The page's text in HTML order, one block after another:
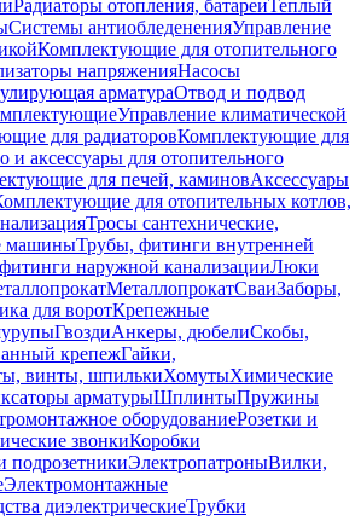
Радиаторы отопления, батареиТеплый
Системы антиобледененияУправление
Комплектующие для отопительного
напряженияНасосы
арматураОтвод и подвод
Управление климатической
для радиаторовКомплектующие для
и аксессуары для отопительного
для печей, каминовАксессуары
для отопительных котлов,
Тросы сантехнические,
машиныТрубы, фитинги внутренней
наружной канализацииЛюки
МеталлопрокатСваиЗаборы,
для воротКрепежные
ГвоздиАнкеры, дюбелиСкобы,
крепежГайки,
винты, шпилькиХомутыХимические
арматурыШплинтыПружины
оборудованиеРозетки и
звонкиКоробки
подрозетникиЭлектропатроныВилки,
Электромонтажные
диэлектрическиеТрубки